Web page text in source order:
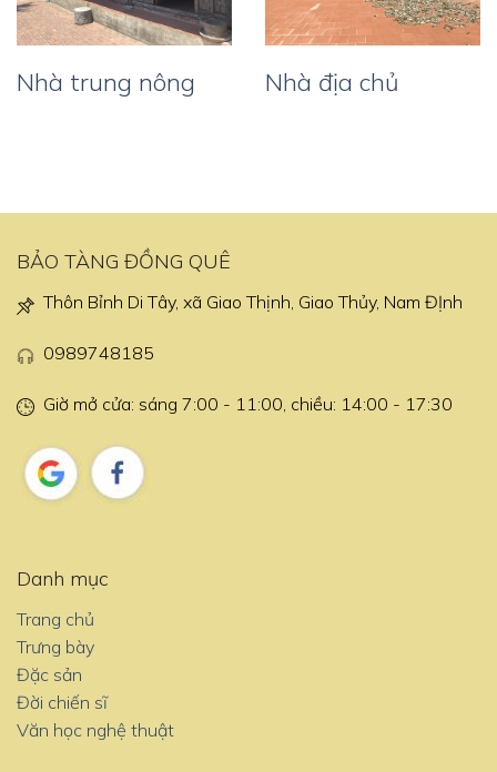
Nhà trung nông Nhà địa chủ
BẢO TÀNG ĐỒNG QUÊ
Thôn Bỉnh Di Tây, xã Giao Thịnh, Giao Thủy, Nam ĐỊnh
0989748185
Giờ mở cửa: sáng 7:00 - 11:00, chiều: 14:00 - 17:30
Danh mục
Trang chủ
Trưng bày
Đặc sản
Đời chiến sĩ
Văn học nghệ thuật